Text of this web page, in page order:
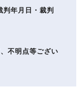
年月日・裁判
不明点等ござい